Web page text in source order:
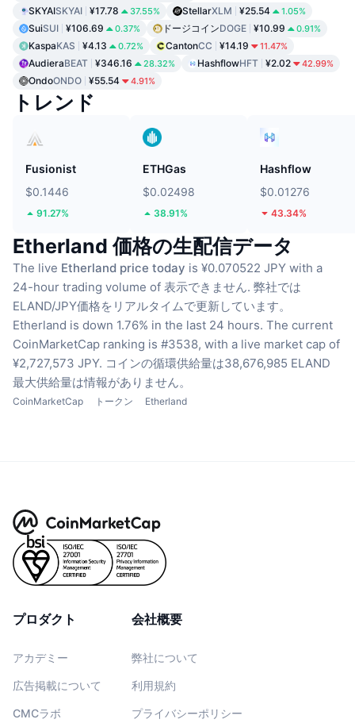
SKYAISKYAI ¥17.78 37.55% StellarXLM ¥25.54 1.05%
SuiSUI ¥106.69 0.37% ドージコインDOGE ¥10.99 0.91%
KaspaKAS ¥4.13 0.72% CantonCC ¥14.19 11.47%
AudieraBEAT ¥346.16 28.32% HashflowHFT ¥2.02 42.99%
OndoONDO ¥55.54 4.91%
トレンド
Fusionist
$0.1446
91.27%
ETHGas
$0.02498
38.91%
Hashflow
$0.01276
43.34%
Etherland 価格の生配信データ
The live Etherland price today is ¥0.070522 JPY with a
24-hour trading volume of 表示できません. 弊社では
ELAND/JPY価格をリアルタイムで更新しています。
Etherland is down 1.76% in the last 24 hours. The current
CoinMarketCap ranking is #3538, with a live market cap of
¥2,727,573 JPY. コインの循環供給量は38,676,985 ELAND
最大供給量は情報がありません。
CoinMarketCap トークン Etherland
プロダクト
アカデミー
広告掲載について
CMCラボ
会社概要
弊社について
利用規約
プライバシーポリシー